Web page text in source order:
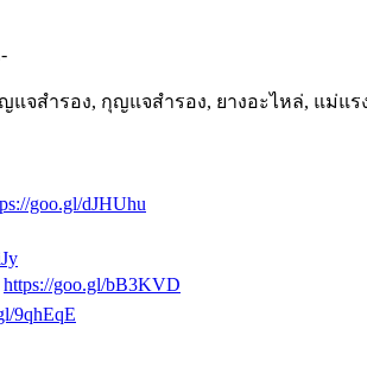
แจสำรอง, กุญแจสำรอง, ยางอะไหล่, แม่แ
goo.gl/dJHUhu
https://goo.gl/bB3KVD
9qhEqE